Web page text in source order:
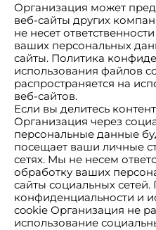
Организация может
веб-сайты других
не несет
ваших персональных
сайты. Политика
использования файлов
распространяется на
веб-сайтов.
Если вы делитесь
Организация через
персональные данные
посещает ваши личные
сетях. Мы не несем
обработку ваших
сайты социальных сетей.
конфиденциальности и
cookie Организация не
использование